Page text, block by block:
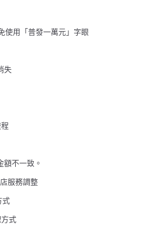
使用「普發一萬元」字眼
失
不一致。
服務調整
式
式